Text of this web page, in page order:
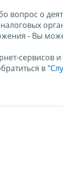
вопрос о
- Вы
сервисов
в